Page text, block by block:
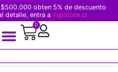
obten 5% de descuento
detalle, entra a vypstore.cl
0